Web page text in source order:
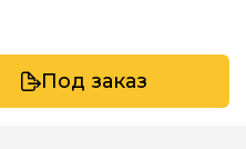
Под заказ